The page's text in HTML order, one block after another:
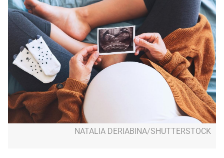
NATALIA DERIABINA/SHUTTERSTOCK